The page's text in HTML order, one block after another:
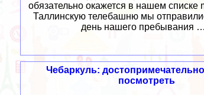
обязательно окажется в нашем списке
Таллинскую телебашню мы
день нашего пребывания
Чебаркуль:
посмотреть